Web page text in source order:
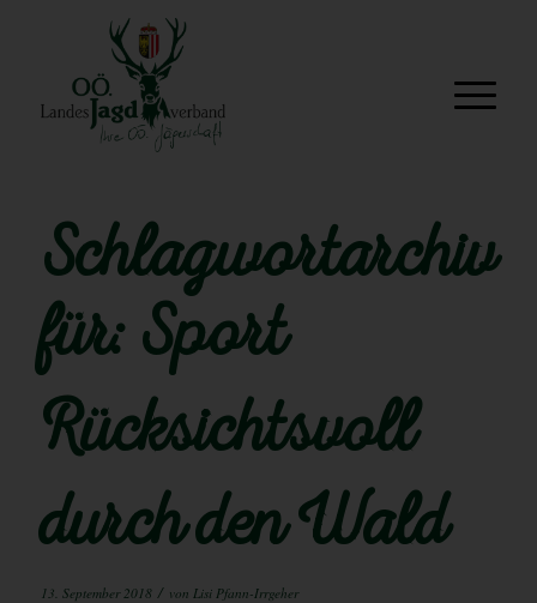
Schlagwortarchiv
für: Sport
Rücksichtsvoll
durch den Wald
13. September 2018 / von Lisi Pfann-Irrgeher